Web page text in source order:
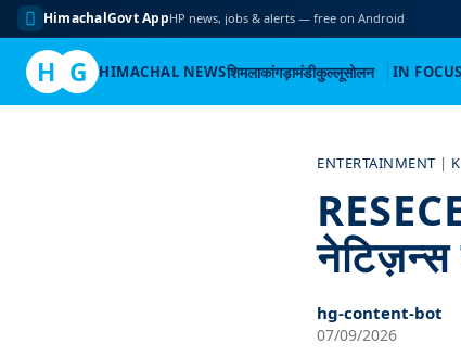
HimachalGovt AppHP news, jobs & alerts — free on Android
H G HIMACHAL NEWSशिमलाकांगड़ामंडीकुल्लूसोलन IN FOCUS
ENTERTAINMENT |
नेटिज़न्स
hg-content-bot
07/09/2026